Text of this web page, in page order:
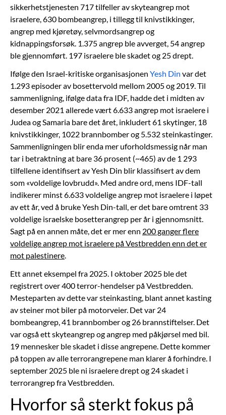
sikkerhetstjenesten 717 tilfeller av skyteangrep mot
israelere, 630 bombeangrep, i tillegg til knivstikkinger,
angrep med kjøretøy, selvmordsangrep og
kidnappingsforsøk. 1.375 angrep ble avverget, 54 angrep
ble gjennomført. 197 israelere ble skadet og 25 drept.
Ifølge den Israel-kritiske organisasjonen Yesh Din var det
1.293 episoder av bosettervold mellom 2005 og 2019. Til
sammenligning, ifølge data fra IDF, hadde det i midten av
desember 2021 allerede vært 6.633 angrep mot israelere i
Judea og Samaria bare det året, inkludert 61 skytinger, 18
knivstikkinger, 1022 brannbomber og 5.532 steinkastinger.
Sammenligningen blir enda mer uforholdsmessig når man
tar i betraktning at bare 36 prosent (~465) av de 1 293
tilfellene identifisert av Yesh Din blir klassifisert av dem
som «voldelige lovbrudd». Med andre ord, mens IDF-tall
indikerer minst 6.633 voldelige angrep mot israelere i løpet
av ett år, ved å bruke Yesh Din-tall, er det bare omtrent 33
voldelige israelske bosetterangrep per år i gjennomsnitt.
Sagt på en annen måte, det er mer enn 200 ganger flere
voldelige angrep mot israelere på Vestbredden enn det er
mot palestinere.
Ett annet eksempel fra 2025. I oktober 2025 ble det
registrert over 400 terror-hendelser på Vestbredden.
Mesteparten av dette var steinkasting, blant annet kasting
av steiner mot biler på motorveier. Det var 24
bombeangrep, 41 brannbomber og 26 brannstiftelser. Det
var også ett skyteangrep og angrep med påkjørsel med bil.
19 mennesker ble skadet i disse angrepene. Dette kommer
på toppen av alle terrorangrepene man klarer å forhindre. I
september 2025 ble ni israelere drept og 24 skadet i
terrorangrep fra Vestbredden.
Hvorfor så sterkt fokus på